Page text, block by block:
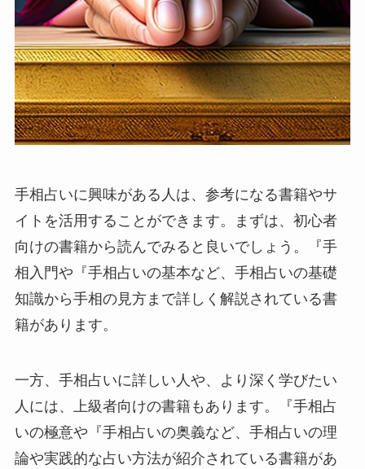
手相占いに興味がある人は、参考になる書籍やサ
イトを活用することができます。まずは、初心者
向けの書籍から読んでみると良いでしょう。『手
相入門や『手相占いの基本など、手相占いの基礎
知識から手相の見方まで詳しく解説されている書
籍があります。
一方、手相占いに詳しい人や、より深く学びたい
人には、上級者向けの書籍もあります。『手相占
いの極意や『手相占いの奥義など、手相占いの理
論や実践的な占い方法が紹介されている書籍があ